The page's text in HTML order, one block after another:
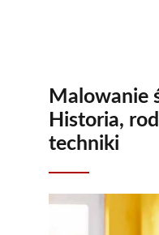
Malowanie
Historia,
techniki